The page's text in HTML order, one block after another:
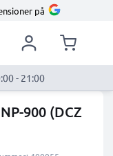
på
- 21:00
900 (DCZ